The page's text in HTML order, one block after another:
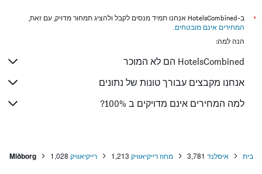
מלונות בניו יורק
מלונות בבנגקוק
מלונות בבוקרשט
מלונות בפאפוס
מלונות בלימסול
*
ב-HotelsCombined אנחנו תמיד מנסים לקבל ולהציג תמחור מדויק, עם זאת,
המחירים אינם מובטחים.
הנה למה:
HotelsCombined הם לא המוכר
אנחנו מקבצים עבורך טונות של נתונים
למה המחירים אינם מדויקים ב 100%?
בית איסלנד 3,781 מחוז רייקיאוויק 1,213 רייקיאוויק 1,028
Miðborg